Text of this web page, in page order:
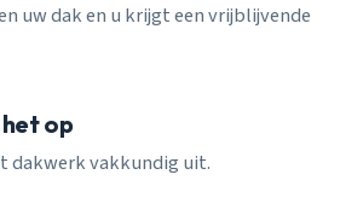
uw dak en u krijgt een vrijblijvende
op
dakwerk vakkundig uit.